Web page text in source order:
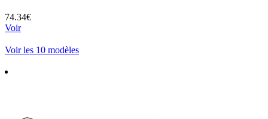
74.34€
Voir
Voir les 10 modèles